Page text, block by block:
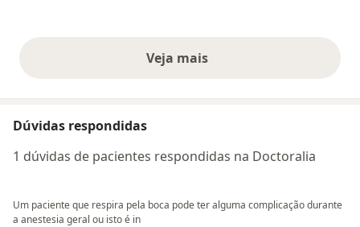
Veja maisopiniões acima
Dúvidas respondidas
1 dúvidas de pacientes respondidas na Doctoralia
Um paciente que respira pela boca pode ter alguma complicação durante
a anestesia geral ou isto é in